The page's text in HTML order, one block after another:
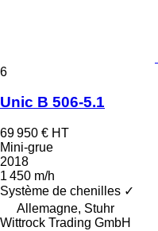
6
Unic B 506-5.1
69 950 € HT
Mini-grue
2018
1 450 m/h
Système de chenilles ✓
Allemagne, Stuhr
Wittrock Trading GmbH